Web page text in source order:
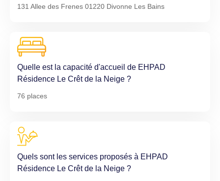
131 Allee des Frenes 01220 Divonne Les Bains
Quelle est la capacité d'accueil de EHPAD
Résidence Le Crêt de la Neige ?
76 places
Quels sont les services proposés à EHPAD
Résidence Le Crêt de la Neige ?